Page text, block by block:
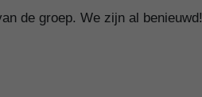
de groep. We zijn al benieuwd!